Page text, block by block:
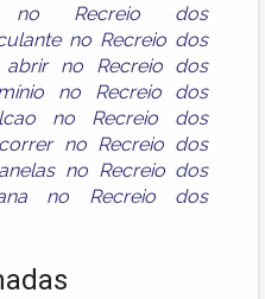
no Recreio dos
no Recreio dos
abrir no Recreio dos
no Recreio dos
no Recreio dos
no Recreio dos
no Recreio dos
no Recreio dos